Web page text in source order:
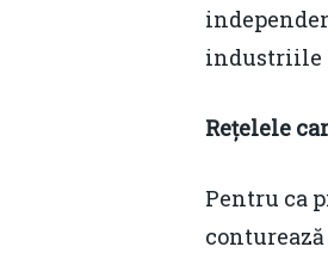
industriile
Rețelele
Pentru ca
conturează